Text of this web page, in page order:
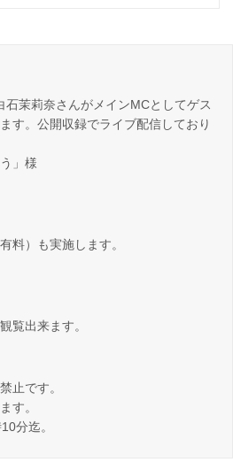
茉莉奈さんがメインMCとしてゲス
す。公開収録でライブ配信しており
」様
料）も実施します。
覧出来ます。
止です。
す。
分迄。